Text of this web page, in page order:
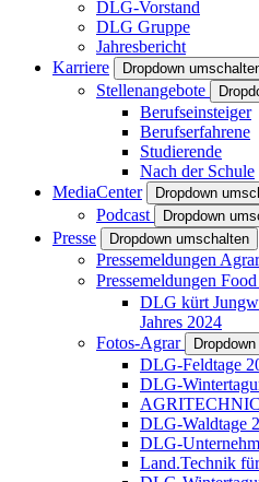
DLG-Vorstand
DLG Gruppe
Jahresbericht
Karriere
Dropdown
Stellenangebote
Berufseinsteiger
Berufserfahrene
Studierende
Nach der Schule
MediaCenter
Dropdown
Podcast Dropdown
Presse Dropdown umschalten
Pressemeldungen Agrar
Pressemeldungen Food
DLG kürt
Jahres 2024
Fotos-Agrar
DLG-Feldtage
DLG-
DLG-Waldtage
DLG-
Land.Technik